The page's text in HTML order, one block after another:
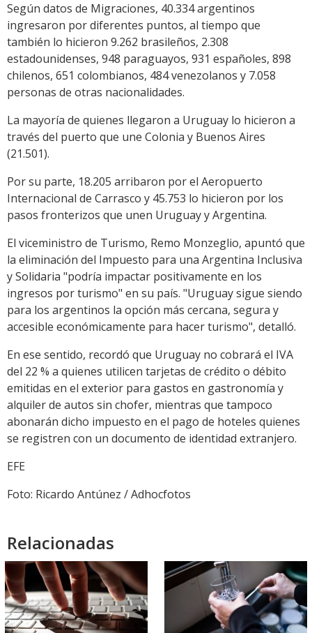
Según datos de Migraciones, 40.334 argentinos
ingresaron por diferentes puntos, al tiempo que
también lo hicieron 9.262 brasileños, 2.308
estadounidenses, 948 paraguayos, 931 españoles, 898
chilenos, 651 colombianos, 484 venezolanos y 7.058
personas de otras nacionalidades.
La mayoría de quienes llegaron a Uruguay lo hicieron a
través del puerto que une Colonia y Buenos Aires
(21.501).
Por su parte, 18.205 arribaron por el Aeropuerto
Internacional de Carrasco y 45.753 lo hicieron por los
pasos fronterizos que unen Uruguay y Argentina.
El viceministro de Turismo, Remo Monzeglio, apuntó que
la eliminación del Impuesto para una Argentina Inclusiva
y Solidaria "podría impactar positivamente en los
ingresos por turismo" en su país. "Uruguay sigue siendo
para los argentinos la opción más cercana, segura y
accesible económicamente para hacer turismo", detalló.
En ese sentido, recordó que Uruguay no cobrará el IVA
del 22 % a quienes utilicen tarjetas de crédito o débito
emitidas en el exterior para gastos en gastronomía y
alquiler de autos sin chofer, mientras que tampoco
abonarán dicho impuesto en el pago de hoteles quienes
se registren con un documento de identidad extranjero.
EFE
Foto: Ricardo Antúnez / Adhocfotos
Relacionadas